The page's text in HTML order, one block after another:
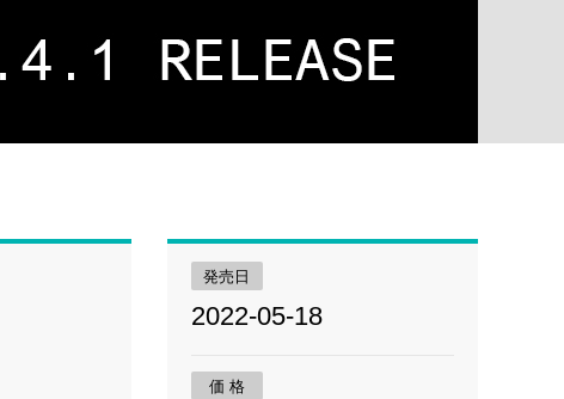
発売日
2022-05-18
価 格